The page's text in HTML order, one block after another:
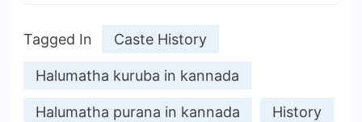
Tagged In Caste History
Halumatha kuruba in kannada
Halumatha purana in kannada History